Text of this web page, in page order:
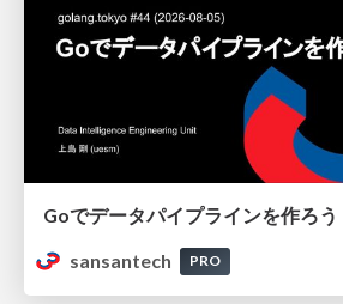
Goでデータパイプラインを作ろう
sansantech
PRO